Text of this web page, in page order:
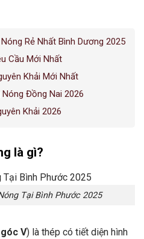
Rẻ Nhất Bình Dương 2025
Cầu Mới Nhất
Khải Mới Nhất
Đồng Nai 2026
Khải 2026
là gì?
Tại Bình Phước 2025
V) là thép có tiết diện hình